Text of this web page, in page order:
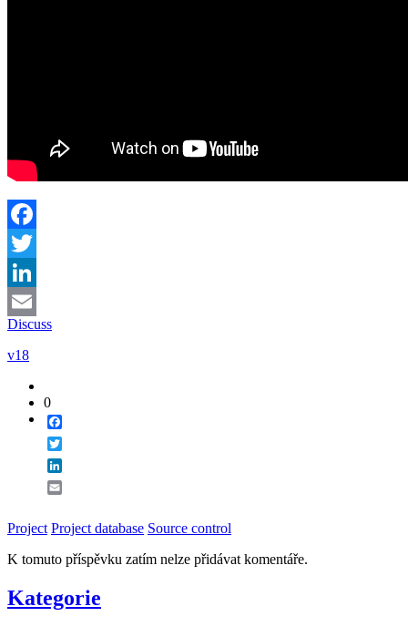
Facebook
Twitter
LinkedIn
Email
Discuss
v18
0
Project Project database Source control
K tomuto příspěvku zatím nelze přidávat komentáře.
Kategorie